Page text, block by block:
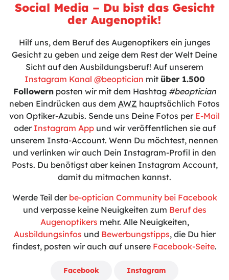
Social Media – Du bist das Gesicht
der Augenoptik!
Hilf uns, dem Beruf des Augenoptikers ein junges
Gesicht zu geben und zeige dem Rest der Welt Deine
Sicht auf den Ausbildungsberuf! Auf unserem
Instagram Kanal @beoptician mit über 1.500
Followernposten wir mit dem Hashtag #beoptician
neben Eindrücken aus dem AWZ hauptsächlich Fotos
von Optiker-Azubis. Sende uns Deine Fotos per E-Mail
oder Instagram Appund wir veröffentlichen sie auf
unserem Insta-Account. Wenn Du möchtest, nennen
und verlinken wir auch Dein Instagram-Profil in den
Posts. Du benötigst aber keinen Instagram Account,
damit du mitmachen kannst.
Werde Teil der be-optician Community bei Facebook
und verpasse keine Neuigkeiten zum Beruf des
Augenoptikers mehr. Alle Neuigkeiten,
Ausbildungsinfos und Bewerbungstipps, die Du hier
findest, posten wir auch auf unsere Facebook-Seite.
Facebook Instagram